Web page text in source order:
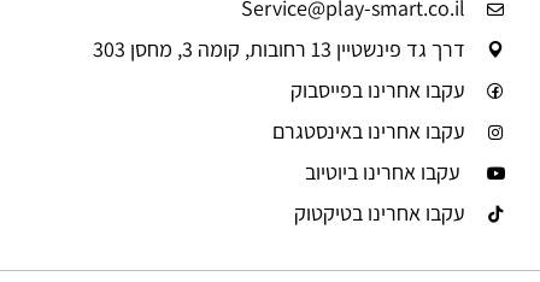
Service@play-smart.co.il
דרך גד פינשטיין 13 רחובות, קומה 3, מחסן 303
עקבו אחרינו בפייסבוק
עקבו אחרינו באינסטגרם
עקבו אחרינו ביוטיוב
עקבו אחרינו בטיקטוק